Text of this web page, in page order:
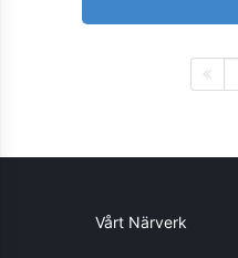
Vårt Närverk